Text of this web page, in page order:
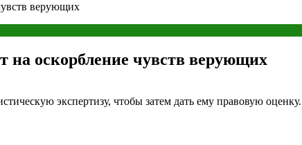
верующих
на оскорбление чувств верующих
экспертизу, чтобы затем дать ему правовую